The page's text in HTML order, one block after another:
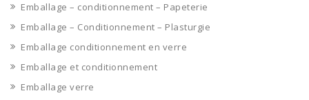
Emballage – conditionnement – Papeterie
Emballage – Conditionnement – Plasturgie
Emballage conditionnement en verre
Emballage et conditionnement
Emballage verre